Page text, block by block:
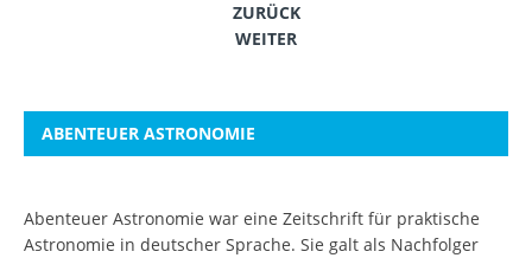
ZURÜCK
WEITER
ABENTEUER ASTRONOMIE
Abenteuer Astronomie war eine Zeitschrift für praktische
Astronomie in deutscher Sprache. Sie galt als Nachfolger